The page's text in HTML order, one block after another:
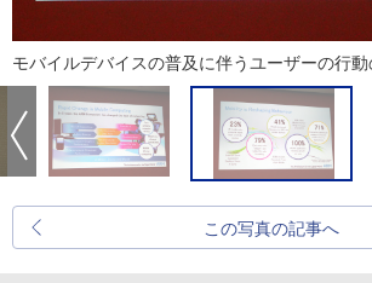
モバイルデバイスの普及に伴うユーザーの行
この写真の記事へ